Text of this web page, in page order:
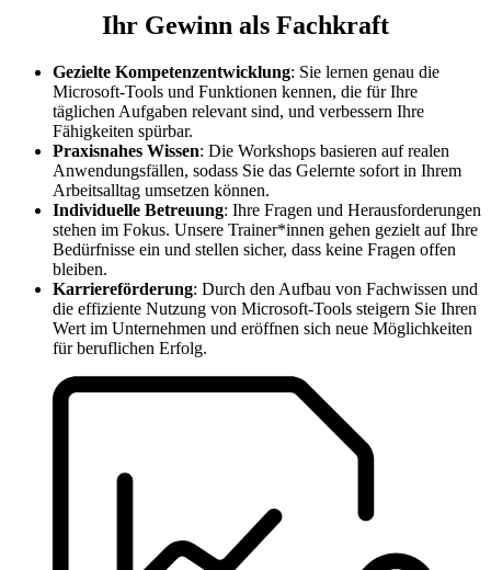
Ihr Gewinn als Fachkraft
Gezielte Kompetenzentwicklung: Sie lernen genau die
Microsoft-Tools und Funktionen kennen, die für Ihre
täglichen Aufgaben relevant sind, und verbessern Ihre
Fähigkeiten spürbar.
Praxisnahes Wissen: Die Workshops basieren auf realen
Anwendungsfällen, sodass Sie das Gelernte sofort in Ihrem
Arbeitsalltag umsetzen können.
Individuelle Betreuung: Ihre Fragen und Herausforderungen
stehen im Fokus. Unsere Trainer*innen gehen gezielt auf Ihre
Bedürfnisse ein und stellen sicher, dass keine Fragen offen
bleiben.
Karriereförderung: Durch den Aufbau von Fachwissen und
die effiziente Nutzung von Microsoft-Tools steigern Sie Ihren
Wert im Unternehmen und eröffnen sich neue Möglichkeiten
für beruflichen Erfolg.